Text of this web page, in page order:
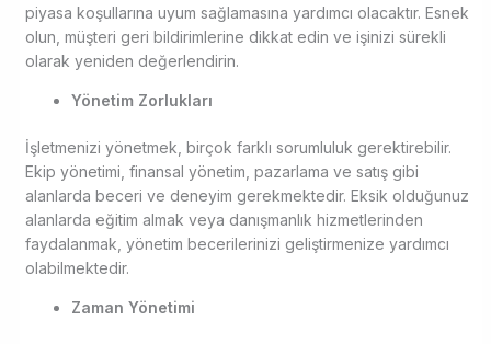
piyasa koşullarına uyum sağlamasına yardımcı olacaktır. Esnek
olun, müşteri geri bildirimlerine dikkat edin ve işinizi sürekli
olarak yeniden değerlendirin.
Yönetim Zorlukları
İşletmenizi yönetmek, birçok farklı sorumluluk gerektirebilir.
Ekip yönetimi, finansal yönetim, pazarlama ve satış gibi
alanlarda beceri ve deneyim gerekmektedir. Eksik olduğunuz
alanlarda eğitim almak veya danışmanlık hizmetlerinden
faydalanmak, yönetim becerilerinizi geliştirmenize yardımcı
olabilmektedir.
Zaman Yönetimi